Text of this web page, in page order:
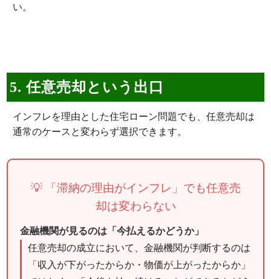
い。
5. 任意売却という出口
インフレを理由とした住宅ローン問題でも、任意売却は
通常のケースと変わらず選択できます。
💡 「滞納の理由がインフレ」でも任意売
却は変わらない
金融機関が見るのは「今払えるかどうか」
任意売却の成立において、金融機関が判断するのは
「収入が下がったからか・物価が上がったからか」